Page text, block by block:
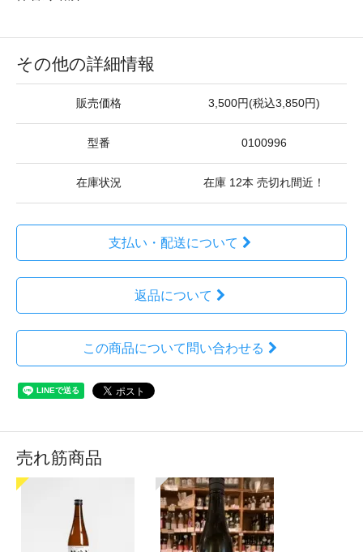
その他の詳細情報
販売価格 3,500円(税込3,850円)
型番 0100996
在庫状況 在庫 12本 売切れ間近！
支払い・配送について
返品について
この商品について問い合わせる
売れ筋商品